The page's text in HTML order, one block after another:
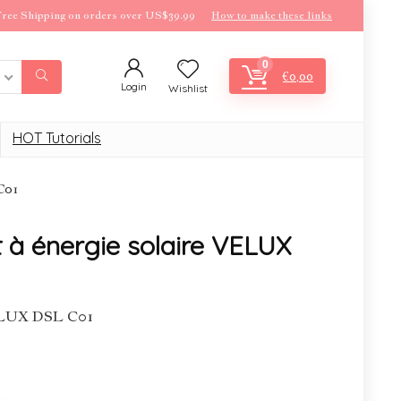
Shipping on orders over US$39.99 How to make these links
Login Wishlist
0
€0,00
HOT Tutorials
énergie solaire VELUX
DSL C01